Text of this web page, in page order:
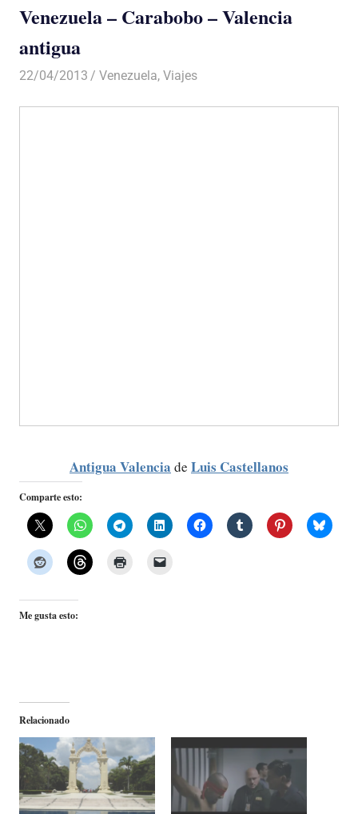
Venezuela – Carabobo – Valencia
antigua
22/04/2013 Luis Castellanos
Venezuela,Viajes
Antigua Valencia de Luis Castellanos
Comparte esto:
Me gusta esto:
Relacionado